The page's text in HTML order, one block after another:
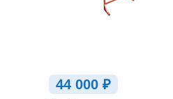
44 000 ₽